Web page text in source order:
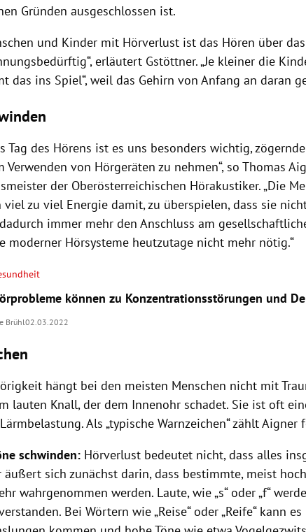
Gründen ausgeschlossen ist.
und Kinder mit Hörverlust ist das Hören über
erläutert Gstöttner. „Je kleiner die
das ins Spiel“, weil das Gehirn von Anfang an daran
Tag des Hörens ist es uns besonders wichtig,
Verwenden von Hörgeräten zu nehmen“, so Thomas
der Oberösterreichischen Hörakustiker. „Die
viel zu viel Energie damit, zu überspielen, dass sie
immer mehr den Anschluss am
moderner Hörsysteme heutzutage nicht mehr nötig.“
können zu Konzentrationsstörungen und
Brühl02.03.2022
hängt bei den meisten Menschen nicht mit
lauten Knall, der dem Innenohr schadet. Sie ist oft
Als „typische Warnzeichen“ zählt Aigner
schwinden:Hörverlust bedeutet nicht, dass alles
äußert sich zunächst darin, dass bestimmte, meist
wahrgenommen werden. Laute, wie „s“ oder „f“
Bei Wörtern wie „Reise“ oder „Reife“ kann